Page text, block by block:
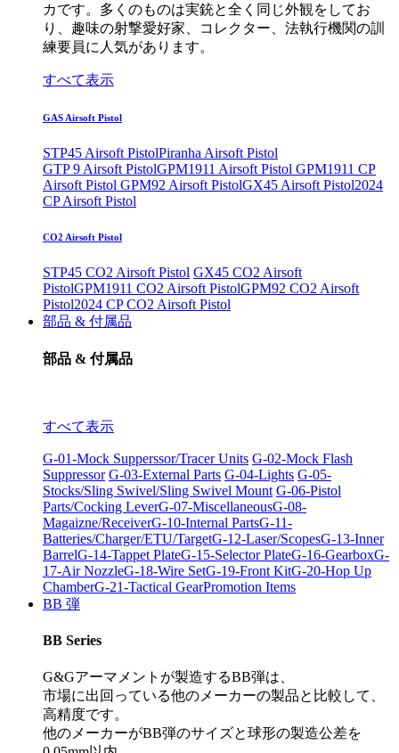
カです。多くのものは実銃と全く同じ外観をしてお
り、趣味の射撃愛好家、コレクター、法執行機関の訓
練要員に人気があります。
すべて表示
GAS Airsoft Pistol
STP45 Airsoft PistolPiranha Airsoft Pistol
GTP 9 Airsoft PistolGPM1911 Airsoft Pistol GPM1911 CP
Airsoft Pistol GPM92 Airsoft PistolGX45 Airsoft Pistol2024
CP Airsoft Pistol
CO2 Airsoft Pistol
STP45 CO2 Airsoft Pistol GX45 CO2 Airsoft
PistolGPM1911 CO2 Airsoft PistolGPM92 CO2 Airsoft
Pistol2024 CP CO2 Airsoft Pistol
部品 & 付属品
部品 & 付属品
すべて表示
G-01-Mock Supperssor/Tracer Units G-02-Mock Flash
Suppressor G-03-External Parts G-04-Lights G-05-
Stocks/Sling Swivel/Sling Swivel Mount G-06-Pistol
Parts/Cocking LeverG-07-MiscellaneousG-08-
Magaizne/ReceiverG-10-Internal PartsG-11-
Batteries/Charger/ETU/TargetG-12-Laser/ScopesG-13-Inner
BarrelG-14-Tappet PlateG-15-Selector PlateG-16-GearboxG-
17-Air NozzleG-18-Wire SetG-19-Front KitG-20-Hop Up
ChamberG-21-Tactical GearPromotion Items
BB 弾
BB Series
G&Gアーマメントが製造するBB弾は、
市場に出回っている他のメーカーの製品と比較して、
高精度です。
他のメーカーがBB弾のサイズと球形の製造公差を